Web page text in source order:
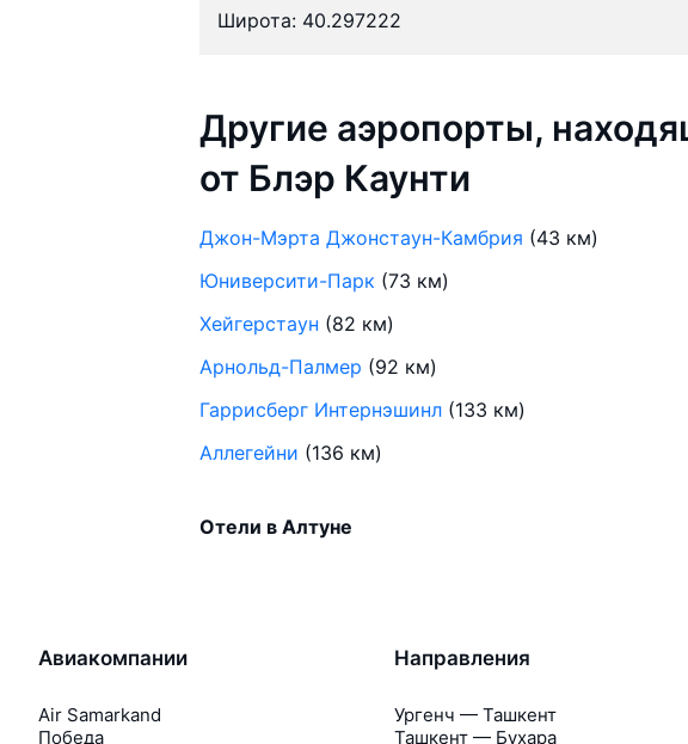
Широта: 40.297222
Другие аэропорты,
от Блэр Каунти
Джон-Мэрта Джонстаун-Камбрия (43 км)
Юниверсити-Парк (73 км)
Хейгерстаун (82 км)
Арнольд-Палмер (92 км)
Гаррисберг Интернэшинл (133 км)
Аллегейни (136 км)
Отели в Алтуне
Авиакомпании
Air Samarkand
Победа
Направления
Ургенч — Ташкент
Ташкент — Бухара